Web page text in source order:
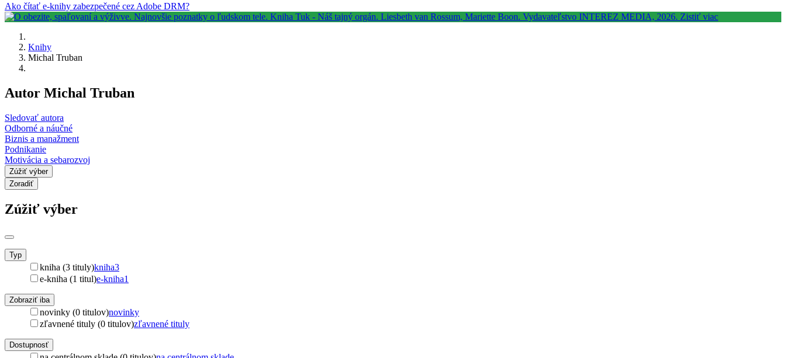
Ako čítať e-knihy zabezpečené cez Adobe DRM?
Knihy
Michal Truban
Autor Michal Truban
Sledovať autora
Odborné a náučné
Biznis a manažment
Podnikanie
Motivácia a sebarozvoj
Zúžiť výber
Zoradiť
Zúžiť výber
Typ
kniha (3 tituly)kniha3
e-kniha (1 titul)e-kniha1
Zobraziť iba
novinky (0 titulov)novinky
zľavnené tituly (0 titulov)zľavnené tituly
Dostupnosť